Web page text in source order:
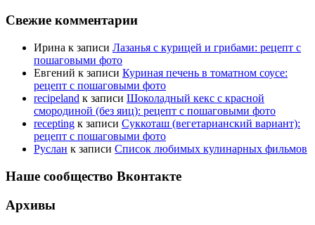
Свежие комментарии
Ирина к записи Лазанья с курицей и грибами: рецепт с
пошаговыми фото
Евгений к записи Куриная печень в томатном соусе:
рецепт с пошаговыми фото
recipeland к записи Шоколадный кекс с красной
смородиной (без яиц): рецепт с пошаговыми фото
recepting к записи Суккоташ (вегетарианский вариант):
рецепт с пошаговыми фото
Руслан к записи Список любимых кулинарных фильмов
Наше сообщество Вконтакте
Архивы